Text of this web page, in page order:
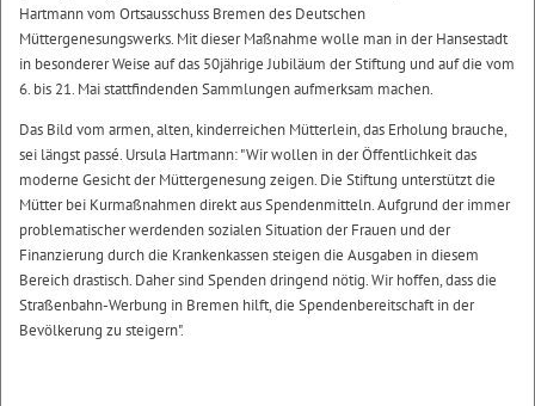
Hartmann vom Ortsausschuss Bremen des Deutschen
Müttergenesungswerks. Mit dieser Maßnahme wolle man in der Hansestadt
in besonderer Weise auf das 50jährige Jubiläum der Stiftung und auf die vom
6. bis 21. Mai stattfindenden Sammlungen aufmerksam machen.
Das Bild vom armen, alten, kinderreichen Mütterlein, das Erholung brauche,
sei längst passé. Ursula Hartmann: "Wir wollen in der Öffentlichkeit das
moderne Gesicht der Müttergenesung zeigen. Die Stiftung unterstützt die
Mütter bei Kurmaßnahmen direkt aus Spendenmitteln. Aufgrund der immer
problematischer werdenden sozialen Situation der Frauen und der
Finanzierung durch die Krankenkassen steigen die Ausgaben in diesem
Bereich drastisch. Daher sind Spenden dringend nötig. Wir hoffen, dass die
Straßenbahn-Werbung in Bremen hilft, die Spendenbereitschaft in der
Bevölkerung zu steigern".